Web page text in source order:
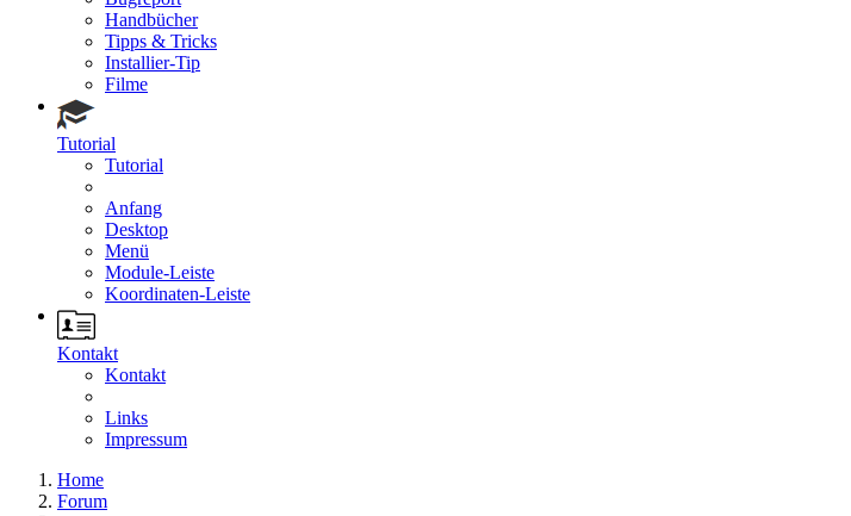
Handbücher
Tipps & Tricks
Installier-Tip
Filme
Tutorial
Tutorial
Anfang
Desktop
Menü
Module-Leiste
Koordinaten-Leiste
Kontakt
Kontakt
Links
Impressum
Home
Forum